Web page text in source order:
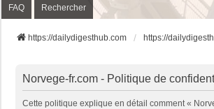
FAQ Rechercher
https://dailydigesthub.com https://
Norvege-fr.com - Politique de
Cette politique explique en détail comment «